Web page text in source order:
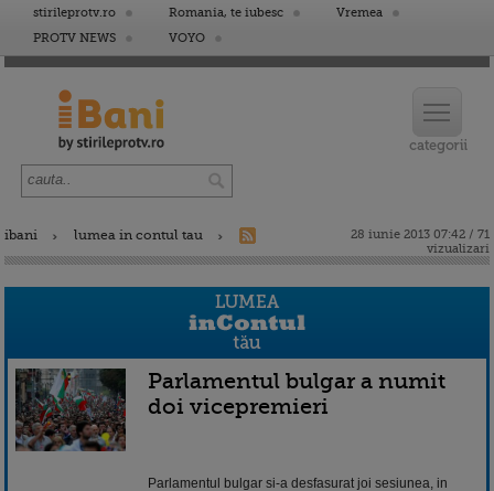
stirileprotv.ro Romania, te iubesc
Vremea
PROTV NEWS
VOYO
ibani lumea in contul tau
28 iunie 2013 07:42 / 71
vizualizari
Parlamentul bulgar a numit
doi vicepremieri
Parlamentul bulgar si-a desfasurat joi sesiunea, in